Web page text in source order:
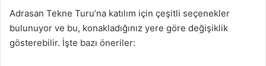
Adrasan Tekne Turu’na katılım için çeşitli seçenekler
bulunuyor ve bu, konakladığınız yere göre değişiklik
gösterebilir. İşte bazı öneriler: